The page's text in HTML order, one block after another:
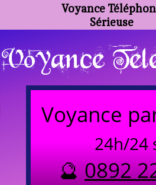
Voyance
Sérieuse
Voyance
Voyance
24h/24
🔮0892